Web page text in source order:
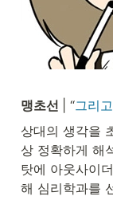
맹초선 | “그리
상대의 생각을
상 정확하게 해
탓에 아웃사이
해 심리학과를